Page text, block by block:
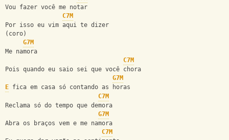
Vou fazer você me notar
C7M
Por isso eu vim aqui te dizer
(coro)
G7M
Me namora
C7M
Pois quando eu saio sei que você chora
G7M
E fica em casa só contando as horas
C7M
Reclama só do tempo que demora
G7M
Abra os braços vem e me namora
C7M